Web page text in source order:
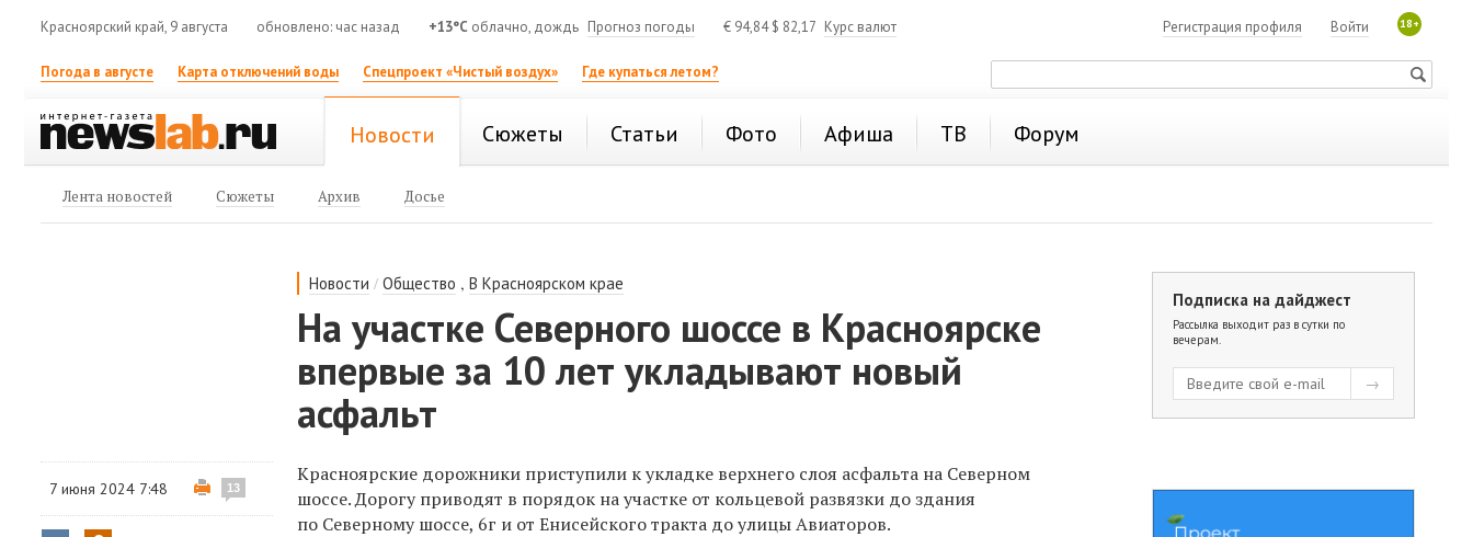
Красноярский край, 9 августа обновлено: час назад +13°C облачно, дождь Прогноз погоды € 94,84$ 82,17 Курс валют 18+
Войти
Регистрация профиля
Погода в августе Карта отключений воды Спецпроект «Чистый воздух» Где купаться летом?
Новости Сюжеты Статьи Фото Афиша ТВ Форум
Лента новостей Сюжеты Архив Досье
Новости /Общество ,В Красноярском крае
На участке Северного шоссе в Красноярске
впервые за 10 лет укладывают новый
асфальт
7 июня 2024 7:48 13
Красноярские дорожники приступили к укладке верхнего слоя асфальта на Северном
шоссе. Дорогу приводят в порядок на участке от кольцевой развязки до здания
по Северному шоссе, 6г и от Енисейского тракта до улицы Авиаторов.
Подписка на дайджест
Рассылка выходит раз в сутки по
вечерам.